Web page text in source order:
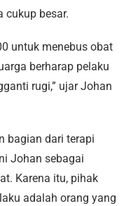
cukup besar.
untuk menebus obat
berharap pelaku
rugi,” ujar Johan
bagian dari terapi
Johan sebagai
Karena itu, pihak
adalah orang yang